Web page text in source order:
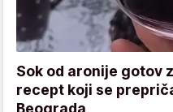
Sok od aronije gotov
recept koji se